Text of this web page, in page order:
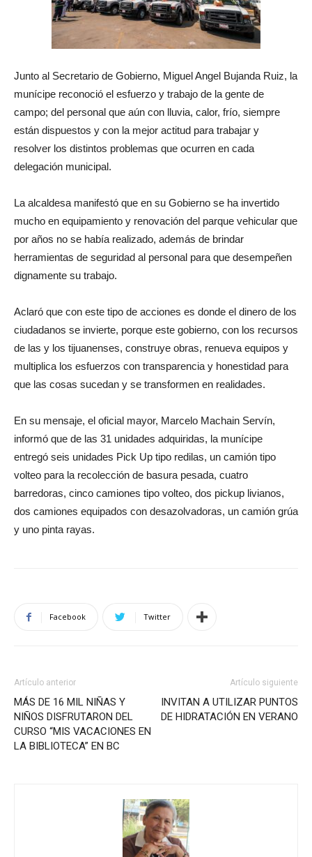
Junto al Secretario de Gobierno, Miguel Angel Bujanda Ruiz, la
munícipe reconoció el esfuerzo y trabajo de la gente de
campo; del personal que aún con lluvia, calor, frío, siempre
están dispuestos y con la mejor actitud para trabajar y
resolver los distintos problemas que ocurren en cada
delegación municipal.
La alcaldesa manifestó que en su Gobierno se ha invertido
mucho en equipamiento y renovación del parque vehicular que
por años no se había realizado, además de brindar
herramientas de seguridad al personal para que desempeñen
dignamente su trabajo.
Aclaró que con este tipo de acciones es donde el dinero de los
ciudadanos se invierte, porque este gobierno, con los recursos
de las y los tijuanenses, construye obras, renueva equipos y
multiplica los esfuerzos con transparencia y honestidad para
que las cosas sucedan y se transformen en realidades.
En su mensaje, el oficial mayor, Marcelo Machain Servín,
informó que de las 31 unidades adquiridas, la munícipe
entregó seis unidades Pick Up tipo redilas, un camión tipo
volteo para la recolección de basura pesada, cuatro
barredoras, cinco camiones tipo volteo, dos pickup livianos,
dos camiones equipados con desazolvadoras, un camión grúa
y uno pinta rayas.
Facebook Twitter
Artículo anterior
MÁS DE 16 MIL NIÑAS Y
NIÑOS DISFRUTARON DEL
CURSO “MIS VACACIONES EN
LA BIBLIOTECA” EN BC
Artículo siguiente
INVITAN A UTILIZAR PUNTOS
DE HIDRATACIÓN EN VERANO